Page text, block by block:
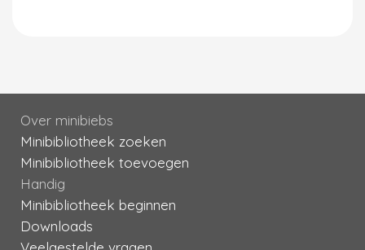
Over minibiebs
Minibibliotheek zoeken
Minibibliotheek toevoegen
Handig
Minibibliotheek beginnen
Downloads